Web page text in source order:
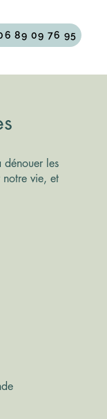
89 09 76 95
dénouer les
notre vie, et